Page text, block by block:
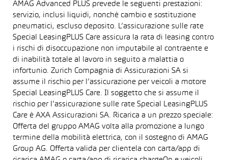
AMAG Advanced PLUS prevede le seguenti prestazioni:
servizio, inclusi liquidi, nonché cambio e sostituzione
pneumatici, escluso deposito. L’assicurazione sulle rate
Special LeasingPLUS Care assicura la rata di leasing contro
i rischi di disoccupazione non imputabile al contraente e
di inabilità totale al lavoro in seguito a malattia o
infortunio. Zurich Compagnia di Assicurazioni SA si
assume il rischio per l’assicurazione per veicoli a motore
Special LeasingPLUS Care. Il soggetto che si assume il
rischio per l’assicurazione sulle rate Special LeasingPLUS
Care è AXA Assicurazioni SA. Ricarica a un prezzo speciale:
Offerta del gruppo AMAG volta alla promozione a lungo
termine della mobilità elettrica, con il sostegno di AMAG
Group AG. Offerta valida per clientela con carta/app di